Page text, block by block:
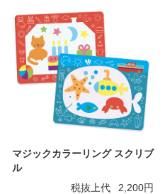
マジックカラーリング スクリブ
ル
税抜上代
2,200円